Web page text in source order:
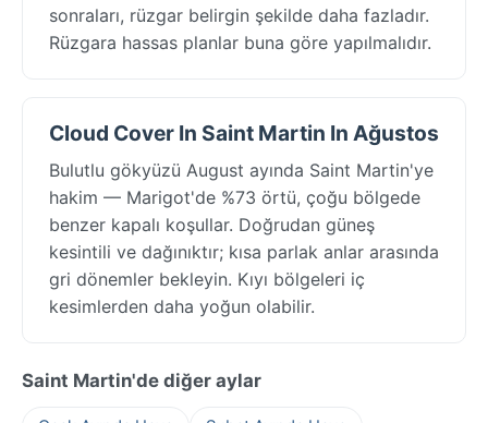
sonraları, rüzgar belirgin şekilde daha fazladır.
Rüzgara hassas planlar buna göre yapılmalıdır.
Cloud Cover In Saint Martin In Ağustos
Bulutlu gökyüzü August ayında Saint Martin'ye
hakim — Marigot'de %73 örtü, çoğu bölgede
benzer kapalı koşullar. Doğrudan güneş
kesintili ve dağınıktır; kısa parlak anlar arasında
gri dönemler bekleyin. Kıyı bölgeleri iç
kesimlerden daha yoğun olabilir.
Saint Martin'de diğer aylar